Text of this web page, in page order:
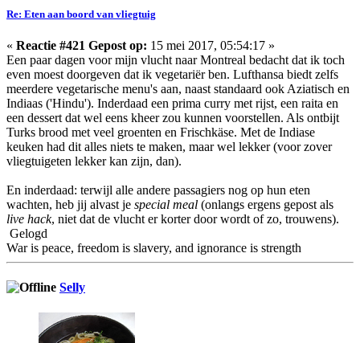
Re: Eten aan boord van vliegtuig
« Reactie #421 Gepost op: 15 mei 2017, 05:54:17 »
Een paar dagen voor mijn vlucht naar Montreal bedacht dat ik toch
even moest doorgeven dat ik vegetariër ben. Lufthansa biedt zelfs
meerdere vegetarische menu's aan, naast standaard ook Aziatisch en
Indiaas ('Hindu'). Inderdaad een prima curry met rijst, een raita en
een dessert dat wel eens kheer zou kunnen voorstellen. Als ontbijt
Turks brood met veel groenten en Frischkäse. Met de Indiase
keuken had dit alles niets te maken, maar wel lekker (voor zover
vliegtuigeten lekker kan zijn, dan).
En inderdaad: terwijl alle andere passagiers nog op hun eten
wachten, heb jij alvast je special meal (onlangs ergens gepost als
live hack, niet dat de vlucht er korter door wordt of zo, trouwens).
Gelogd
War is peace, freedom is slavery, and ignorance is strength
Selly